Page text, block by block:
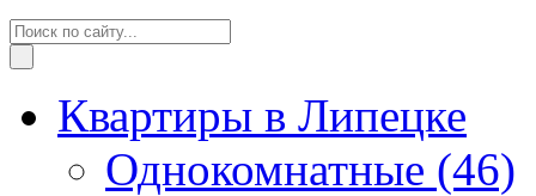
Квартиры в Липецке
Однокомнатные (46)